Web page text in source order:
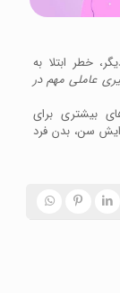
خطر ابتلا به
عاملی مهم در
بیشتری برای
سن، بدن فرد